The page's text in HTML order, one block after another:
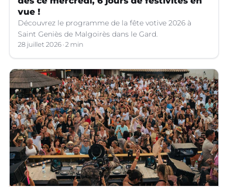
vue !
Découvrez le programme de la fête votive 2026 à
Saint Geniès de Malgoirès dans le Gard.
28 juillet 2026 2 min